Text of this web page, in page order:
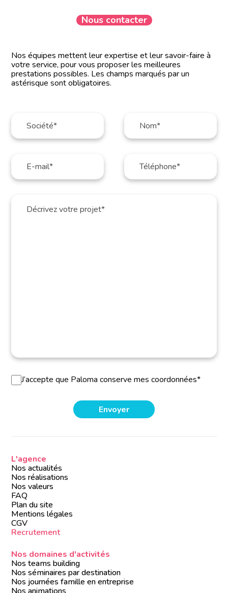
Nous contacter
Nos équipes mettent leur expertise et leur savoir-faire à
votre service, pour vous proposer les meilleures
prestations possibles. Les champs marqués par un
astérisque sont obligatoires.
J’accepte que Paloma conserve mes coordonnées*
L'agence
Nos actualités
Nos réalisations
Nos valeurs
FAQ
Plan du site
Mentions légales
CGV
Recrutement
Nos domaines d'activités
Nos teams building
Nos séminaires par destination
Nos journées famille en entreprise